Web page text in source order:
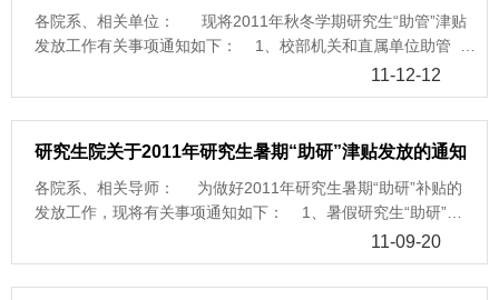
期助研），3月份（寒假助研），6月份（春夏学期助研），9月
份（暑期助研），如导师在上一次遗漏未发放的，可在下次补
发，但学校配套部分原则上不再补发； （5）研究生助研津贴
不得发给已经终结或毕业的学生，也不能发放给本科学号的学
处通知，
http://grs.zju.edu.cn:8080/News/html/grs/pygcjgl/gcgl/gcgl_tz/
05-28/274-20120528164522.html。二、助管 1、院系助管
过8000元的，导师应书面说明理由，一式两份，经院系签字盖章
同意，一份送报研究生院，一份交财务处办理用。学校将对发放
情况做个别审查。 （4）研究生助研津贴不得发给已经终结或
毕业的学生，也不能发放给本科学号的学生。 5、其他 附件
配套有疑问，请发邮件到hejunjie@zju.edu.cn信箱. 附件
1： 2011秋冬学期助研配套名单.xls 附件2：院系三助联系人.xls
研究生管理处计划财务处2012.2.29
导出表格，签字，盖章后交所在校区财务报销大厅处理； 3、
秋冬助研津贴发放安排在1月份，财务柜台处理时间2012年1月4
日始。需要学校配套经费的，导师务必于1月15日前完成。
4、注意事项 （1）助研津贴发放，导师要根据研究生实际工
作量来核定，不能把研究生的助研津贴挪作他用。助研津贴单人
单次原则上不超过8000元。发放额超过8000元的，导师应书面
院，一份交财务处办理用。学校将对发放情况做个别审查。
（2）报销时请务必提醒财务操作人员，酬金类型须为“研究生助
研津贴”，否则会产生酬金性质不对，影响发放。 （3）学校
进行配套的学生类别为：非在职少民计划研究生，应届法硕生，
各院系、相关单位： 现将2011年秋冬学期研究生“助管”津贴
发放工作有关事项通知如下： 1、校部机关和直属单位助管
请填写附件1：《校部机关和直属单位助管津贴发放表》； 2、
院系助管 请院系负责助管工作的老师填写附件2：《院系助管
津贴发放表》； 注：院系开支助管津贴的卡号一般为xxxxxx-
5420xx,xxxxxx-5433xx； 3、助管金额发放标准：研究生助管
列支。为保证教学和科研，学生担任助管每周不超过4个半天，
月金额不超过720元，总额不超过每个岗位每个长学期3600元的
标准（一个岗位可有多人兼任），申报时津贴发放不得超过规定
金额。 4、本次发放的为2011秋冬学期全部助管津贴，请各单
位做好统计工作。 5、助管津贴上报截止时间：2011年12月21
11-12-12
研究生院关于2011年研究生暑期“助研”津贴发放的通知
各院系、相关导师： 为做好2011年研究生暑期“助研”补贴的
发放工作，现将有关事项通知如下： 1、暑假研究生“助研”津
贴发放在财务平台上操作，请导师登陆浙江大学高级财务管理平
台：http://cwcx.zju.edu.cn/wingsoft/index.jsp； 2、操作方式
同酬金发放，摘要为：11暑期硕士生助研津贴或11暑期博士生助
11-09-20